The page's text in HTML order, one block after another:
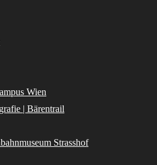
Wien
| Bärentrail
Strasshof